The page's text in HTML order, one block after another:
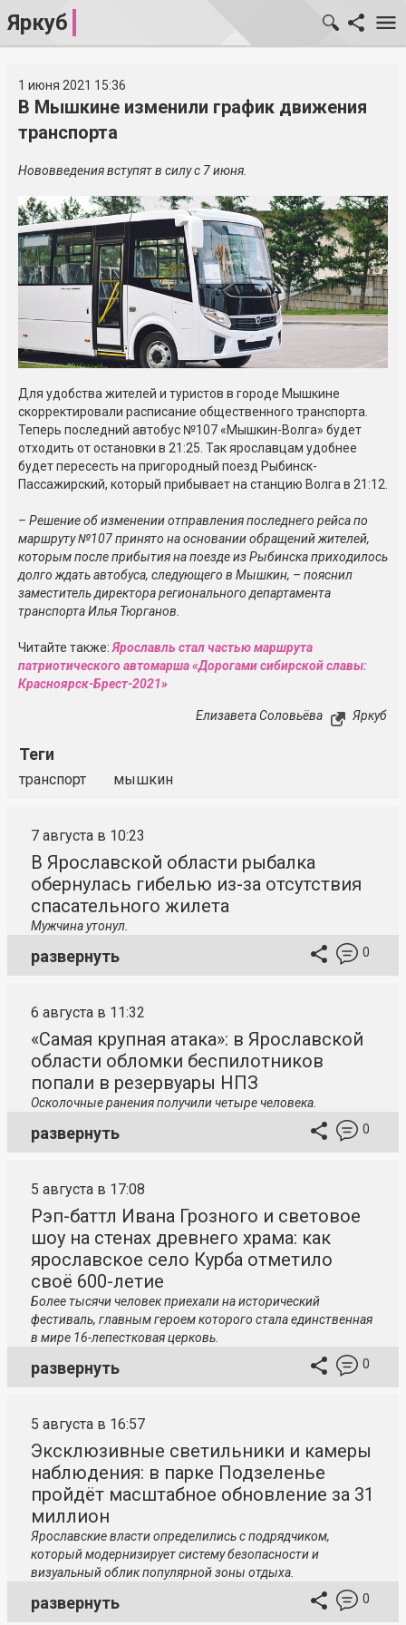
Яркуб
1 июня 2021 15:36
В Мышкине изменили график движения
транспорта
Нововведения вступят в силу с 7 июня.
Для удобства жителей и туристов в городе Мышкине
скорректировали расписание общественного транспорта.
Теперь последний автобус №107 «Мышкин-Волга» будет
отходить от остановки в 21:25. Так ярославцам удобнее
будет пересесть на пригородный поезд Рыбинск-
Пассажирский, который прибывает на станцию Волга в 21:12.
– Решение об изменении отправления последнего рейса по
маршруту №107 принято на основании обращений жителей,
которым после прибытия на поезде из Рыбинска приходилось
долго ждать автобуса, следующего в Мышкин, – пояснил
заместитель директора регионального департамента
транспорта Илья Тюрганов.
Читайте также:Ярославль стал частью маршрута
патриотического автомарша «Дорогами сибирской славы:
Красноярск-Брест-2021»
Елизавета Соловьёва Яркуб
Теги
транспорт мышкин
7 августа в 10:23
В Ярославской области рыбалка
обернулась гибелью из-за отсутствия
спасательного жилета
Мужчина утонул.
развернуть 0
6 августа в 11:32
«Самая крупная атака»: в Ярославской
области обломки беспилотников
попали в резервуары НПЗ
Осколочные ранения получили четыре человека.
развернуть 0
5 августа в 17:08
Рэп-баттл Ивана Грозного и световое
шоу на стенах древнего храма: как
ярославское село Курба отметило
своё 600-летие
Более тысячи человек приехали на исторический
фестиваль, главным героем которого стала единственная
в мире 16-лепестковая церковь.
развернуть 0
5 августа в 16:57
Эксклюзивные светильники и камеры
наблюдения: в парке Подзеленье
пройдёт масштабное обновление за 31
миллион
Ярославские власти определились с подрядчиком,
который модернизирует систему безопасности и
визуальный облик популярной зоны отдыха.
развернуть 0